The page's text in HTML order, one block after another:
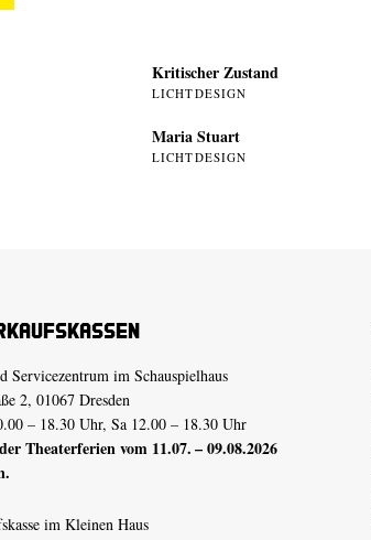
Kritischer Zustand
LICHTDESIGN
Maria Stuart
LICHTDESIGN
Servicezentrum im Schauspielhaus
2, 01067 Dresden
– 18.30 Uhr, Sa 12.00 – 18.30 Uhr
Theaterferien vom 11.07. – 09.08.2026
im Kleinen Haus